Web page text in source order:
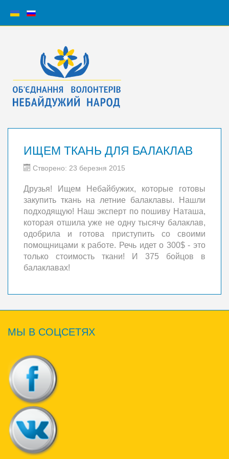
ИЩЕМ ТКАНЬ ДЛЯ БАЛАКЛАВ
Створено: 23 березня 2015
Друзья! Ищем Небайбужих, которые готовы
закупить ткань на летние балаклавы. Нашли
подходящую! Наш эксперт по пошиву Наташа,
которая отшила уже не одну тысячу балаклав,
одобрила и готова приступить со своими
помощницами к работе. Речь идет о 300$ - это
только стоимость ткани! И 375 бойцов в
балаклавах!
МЫ В СОЦСЕТЯХ